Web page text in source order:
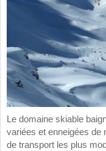
Le domaine skiable
variées et enneigées de
de transport les plus